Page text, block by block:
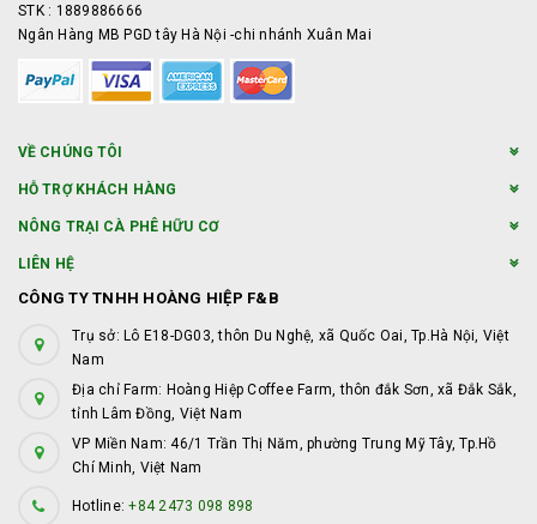
STK : 1889886666
Ngân Hàng MB PGD tây Hà Nội -chi nhánh Xuân Mai
VỀ CHÚNG TÔI
HỖ TRỢ KHÁCH HÀNG
NÔNG TRẠI CÀ PHÊ HỮU CƠ
LIÊN HỆ
CÔNG TY TNHH HOÀNG HIỆP F&B
Trụ sở: Lô E18-DG03, thôn Du Nghệ, xã Quốc Oai, Tp.Hà Nội, Việt
Nam
Địa chỉ Farm: Hoàng Hiệp Coffee Farm, thôn đắk Sơn, xã Đắk Sắk,
tỉnh Lâm Đồng, Việt Nam
VP Miền Nam: 46/1 Trần Thị Năm, phường Trung Mỹ Tây, Tp.Hồ
Chí Minh, Việt Nam
Hotline:+84 2473 098 898